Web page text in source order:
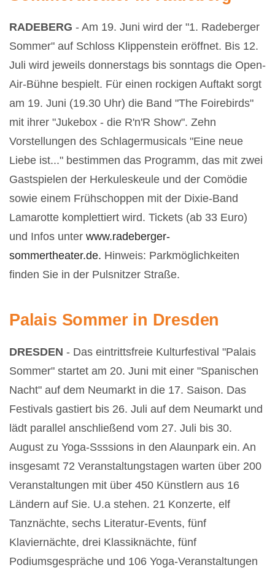
RADEBERG - Am 19. Juni wird der "1. Radeberger
Sommer" auf Schloss Klippenstein eröffnet. Bis 12.
Juli wird jeweils donnerstags bis sonntags die Open-
Air-Bühne bespielt. Für einen rockigen Auftakt sorgt
am 19. Juni (19.30 Uhr) die Band "The Foirebirds"
mit ihrer "Jukebox - die R'n'R Show". Zehn
Vorstellungen des Schlagermusicals "Eine neue
Liebe ist..." bestimmen das Programm, das mit zwei
Gastspielen der Herkuleskeule und der Comödie
sowie einem Frühschoppen mit der Dixie-Band
Lamarotte komplettiert wird. Tickets (ab 33 Euro)
und Infos unter www.radeberger-
sommertheater.de. Hinweis: Parkmöglichkeiten
finden Sie in der Pulsnitzer Straße.
Palais Sommer in Dresden
DRESDEN - Das eintrittsfreie Kulturfestival "Palais
Sommer" startet am 20. Juni mit einer "Spanischen
Nacht" auf dem Neumarkt in die 17. Saison. Das
Festivals gastiert bis 26. Juli auf dem Neumarkt und
lädt parallel anschließend vom 27. Juli bis 30.
August zu Yoga-Ssssions in den Alaunpark ein. An
insgesamt 72 Veranstaltungstagen warten über 200
Veranstaltungen mit über 450 Künstlern aus 16
Ländern auf Sie. U.a stehen. 21 Konzerte, elf
Tanznächte, sechs Literatur-Events, fünf
Klaviernächte, drei Klassiknächte, fünf
Podiumsgespräche und 106 Yoga-Veranstaltungen